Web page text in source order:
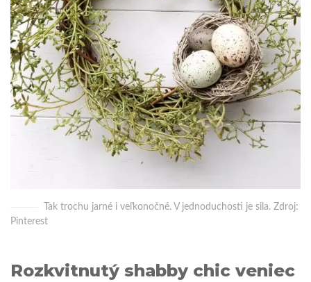
Tak trochu jarné i veľkonočné. V jednoduchosti je sila. Zdroj:
Pinterest
Rozkvitnutý shabby chic veniec